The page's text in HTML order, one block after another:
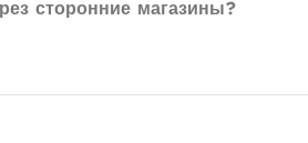
сторонние магазины?